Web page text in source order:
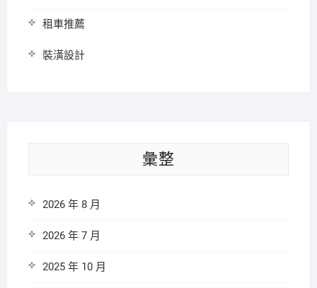
租車推薦
裝潢設計
彙整
2026 年 8 月
2026 年 7 月
2025 年 10 月